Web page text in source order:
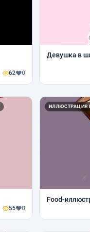
62 0
Девушка в
55 0
ИЛЛЮСТРАЦИЯ
Food-